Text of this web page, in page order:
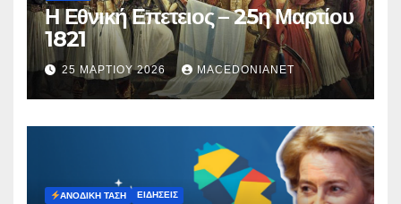
Η Εθνική Επετειος – 25η Μαρτίου
1821
25 ΜΑΡΤΊΟΥ 2026 MACEDONIANET
ΑΝΟΔΙΚΉ ΤΆΣΗ ΕΙΔΉΣΕΙΣ